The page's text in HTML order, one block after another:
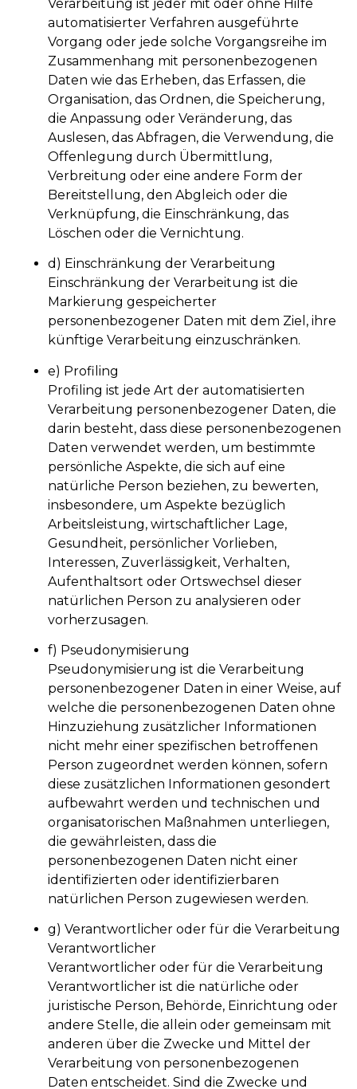
Verarbeitung ist jeder mit oder ohne Hilfe
automatisierter Verfahren ausgeführte
Vorgang oder jede solche Vorgangsreihe im
Zusammenhang mit personenbezogenen
Daten wie das Erheben, das Erfassen, die
Organisation, das Ordnen, die Speicherung,
die Anpassung oder Veränderung, das
Auslesen, das Abfragen, die Verwendung, die
Offenlegung durch Übermittlung,
Verbreitung oder eine andere Form der
Bereitstellung, den Abgleich oder die
Verknüpfung, die Einschränkung, das
Löschen oder die Vernichtung.
d) Einschränkung der Verarbeitung
Einschränkung der Verarbeitung ist die
Markierung gespeicherter
personenbezogener Daten mit dem Ziel, ihre
künftige Verarbeitung einzuschränken.
e) Profiling
Profiling ist jede Art der automatisierten
Verarbeitung personenbezogener Daten, die
darin besteht, dass diese personenbezogenen
Daten verwendet werden, um bestimmte
persönliche Aspekte, die sich auf eine
natürliche Person beziehen, zu bewerten,
insbesondere, um Aspekte bezüglich
Arbeitsleistung, wirtschaftlicher Lage,
Gesundheit, persönlicher Vorlieben,
Interessen, Zuverlässigkeit, Verhalten,
Aufenthaltsort oder Ortswechsel dieser
natürlichen Person zu analysieren oder
vorherzusagen.
f) Pseudonymisierung
Pseudonymisierung ist die Verarbeitung
personenbezogener Daten in einer Weise, auf
welche die personenbezogenen Daten ohne
Hinzuziehung zusätzlicher Informationen
nicht mehr einer spezifischen betroffenen
Person zugeordnet werden können, sofern
diese zusätzlichen Informationen gesondert
aufbewahrt werden und technischen und
organisatorischen Maßnahmen unterliegen,
die gewährleisten, dass die
personenbezogenen Daten nicht einer
identifizierten oder identifizierbaren
natürlichen Person zugewiesen werden.
g) Verantwortlicher oder für die Verarbeitung
Verantwortlicher
Verantwortlicher oder für die Verarbeitung
Verantwortlicher ist die natürliche oder
juristische Person, Behörde, Einrichtung oder
andere Stelle, die allein oder gemeinsam mit
anderen über die Zwecke und Mittel der
Verarbeitung von personenbezogenen
Daten entscheidet. Sind die Zwecke und